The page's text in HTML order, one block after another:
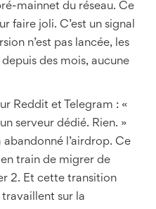
mainnet du réseau. Ce
faire joli. C’est un signal
n’est pas lancée, les
des mois, aucune
Reddit et Telegram : «
serveur dédié. Rien. »
l’airdrop. Ce
en train de migrer de
2. Et cette transition
sur la